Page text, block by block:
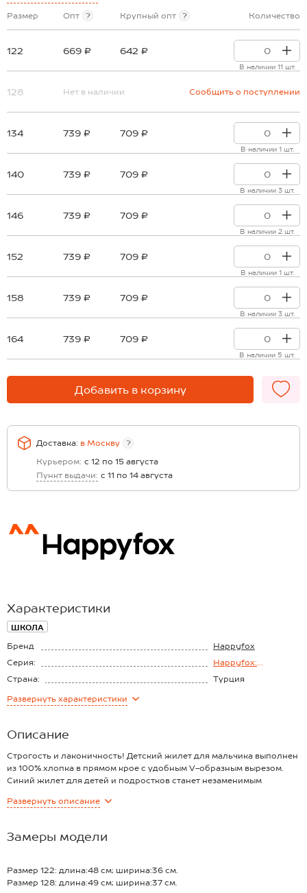
Размер Опт ? Крупный опт ? Количество
122 669 ₽ 642 ₽
В наличии 11 шт.
128 Нет в наличии Сообщить о поступлении
134 739 ₽ 709 ₽
В наличии 1 шт.
140 739 ₽ 709 ₽
В наличии 3 шт.
146 739 ₽ 709 ₽
В наличии 2 шт.
152 739 ₽ 709 ₽
В наличии 1 шт.
158 739 ₽ 709 ₽
В наличии 3 шт.
164 739 ₽ 709 ₽
В наличии 5 шт.
Добавить в корзину
Доставка: в Москву
?
Курьером: с 12 по 15 августа
Пункт выдачи: с 11 по 14 августа
Характеристики
ШКОЛА
Бренд
Happyfox
Серия:
Happyfox:
Страна:
Турция
Состав:
Развернуть характеристики
Описание
Строгость и лаконичность! Детский жилет для мальчика выполнен
из 100% хлопка в прямом крое с удобным V-образным вырезом.
Синий жилет для детей и подростков станет незаменимым
Преимущества:
— трикотажная ткань хорошо тянется и сохраняет форму даже
— глубокий V-вырез позволяет надевать с чем угодно и не стесняет
движений;
Развернуть описание
Замеры модели
Размер 122: длина:48 см; ширина:36 см.
Размер 128: длина:49 см; ширина:37 см.